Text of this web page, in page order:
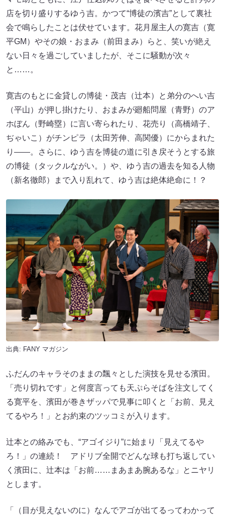
店を切り盛りするゆう吉。かつて“博徒の濱吉”として裏社
会で鳴らしたことは伏せています。花月屋主人の寛吉（寛
平GM）やその娘・おまみ（前田まみ）らと、笑いが絶え
ない日々を過ごしていましたが、そこに騒動が次々
と……。
寛吉のもとに金貸しの博徒・茂吉（辻本）と弟分のへい吉
（平山）が押し掛けたり、おまみが廻船問屋（青野）のア
ホぼん（野崎塁）に言い寄られたり、花売り（高橋靖子、
ぢゃいこ）がチンピラ（太田芳伸、高関優）にからまれた
り――。さらに、ゆう吉を博徒の道に引き戻そうとする旅
の博徒（タックルながい。）や、ゆう吉の過去を知る人物
（新名徹郎）まで入り乱れて、ゆう吉は絶体絶命に！？
出典: FANY マガジン
ふだんのキャラそのままの飄々とした演技を見せる濱田。
「売り切れです」と何度言っても天ぷらそばを注文してく
る寛平を、濱田が巻きザッパで見事に叩くと「お前、見え
てるやろ！」とお約束のツッコミが入ります。
辻本との絡みでも、“アゴイジり”に始まり「見えてるや
ろ！」の連続！ アドリブ全開でどんな球も打ち返してい
く濱田に、辻本は「お前……まあまあ腕あるな」とニヤリ
とします。
「（目が見えないのに）なんでアゴが出てるってわかって